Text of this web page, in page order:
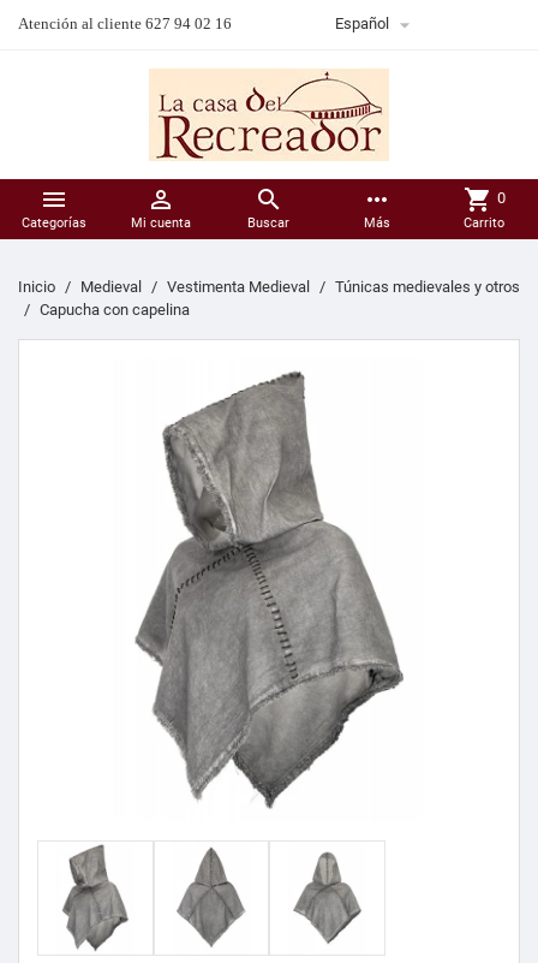
Atención al cliente 627 94 02 16 Español 

Categorías

Mi cuenta

Buscar
more_horiz
Más
shopping_cart 0
Carrito
Inicio Medieval Vestimenta Medieval
Túnicas medievales y otros
Capucha con capelina